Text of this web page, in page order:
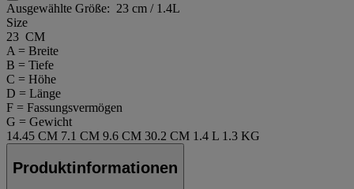
Ausgewählte Größe: 23 cm / 1.4L
Size
23 CM
A = Breite
B = Tiefe
C = Höhe
D = Länge
F = Fassungsvermögen
G = Gewicht
14.45 CM 7.1 CM 9.6 CM 30.2 CM 1.4 L 1.3 KG
Produktinformationen